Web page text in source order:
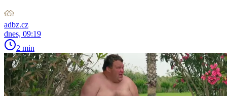
adbz.cz
dnes, 09:19
2 min